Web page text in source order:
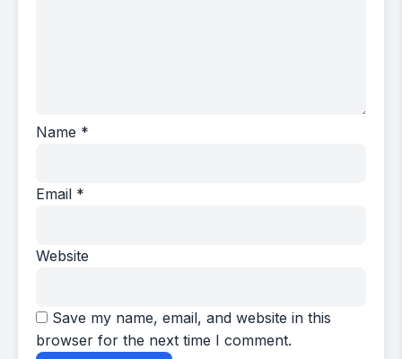
Name *
Email *
Website
Save my name, email, and website in this
browser for the next time I comment.